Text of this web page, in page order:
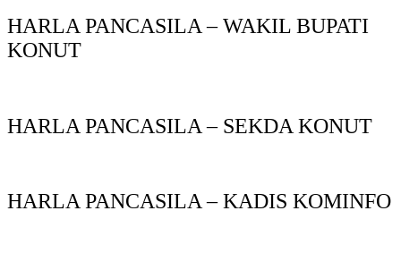
HARLA PANCASILA – WAKIL BUPATI
KONUT
HARLA PANCASILA – SEKDA KONUT
HARLA PANCASILA – KADIS KOMINFO